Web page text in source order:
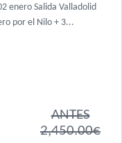
enero Salida Valladolid
por el Nilo + 3...
ANTES
2,450.00€